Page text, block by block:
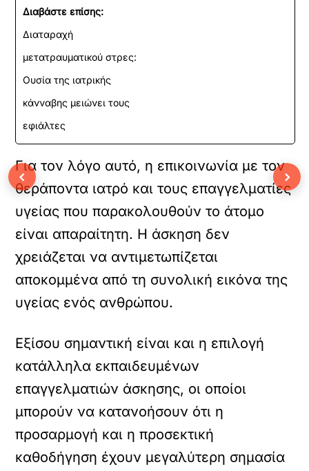
Διαβάστε επίσης:
Διαταραχή
μετατραυματικού στρες:
Ουσία της ιατρικής
κάνναβης μειώνει τους
εφιάλτες
Για τον λόγο αυτό, η επικοινωνία με τον
θεράποντα ιατρό και τους επαγγελματίες
υγείας που παρακολουθούν το άτομο
είναι απαραίτητη. Η άσκηση δεν
χρειάζεται να αντιμετωπίζεται
αποκομμένα από τη συνολική εικόνα της
υγείας ενός ανθρώπου.
Εξίσου σημαντική είναι και η επιλογή
κατάλληλα εκπαιδευμένων
επαγγελματιών άσκησης, οι οποίοι
μπορούν να κατανοήσουν ότι η
προσαρμογή και η προσεκτική
καθοδήγηση έχουν μεγαλύτερη σημασία
‹ ›